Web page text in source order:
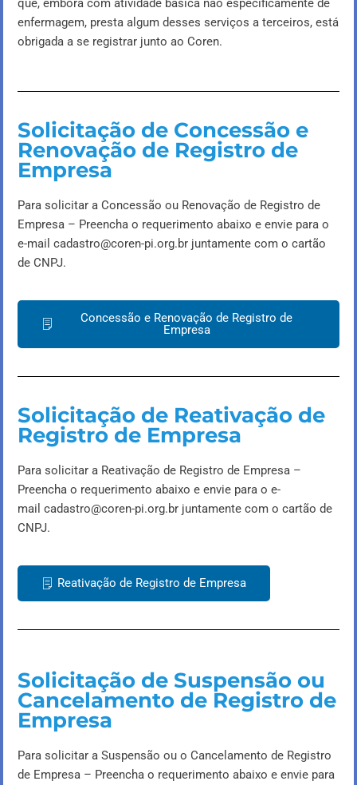
que, embora com atividade básica não especificamente de
enfermagem, presta algum desses serviços a terceiros, está
obrigada a se registrar junto ao Coren.
Solicitação de Concessão e
Renovação de Registro de
Empresa
Para solicitar a Concessão ou Renovação de Registro de
Empresa – Preencha o requerimento abaixo e envie para o
e-mail cadastro@coren-pi.org.brjuntamente com o cartão
de CNPJ.
Concessão e Renovação de Registro de
Empresa
Solicitação de Reativação de
Registro de Empresa
Para solicitar a Reativação de Registro de Empresa –
Preencha o requerimento abaixo e envie para o e-
mail cadastro@coren-pi.org.brjuntamente com o cartão de
CNPJ.
Reativação de Registro de Empresa
Solicitação de Suspensão ou
Cancelamento de Registro de
Empresa
Para solicitar a Suspensão ou o Cancelamento de Registro
de Empresa – Preencha o requerimento abaixo e envie para